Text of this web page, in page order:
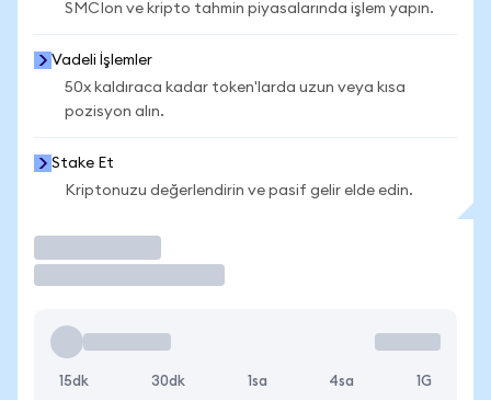
SMCIon ve kripto tahmin piyasalarında işlem yapın.
Vadeli İşlemler
50x kaldıraca kadar token'larda uzun veya kısa
pozisyon alın.
Stake Et
Kriptonuzu değerlendirin ve pasif gelir elde edin.
15dk 30dk 1sa 4sa 1G